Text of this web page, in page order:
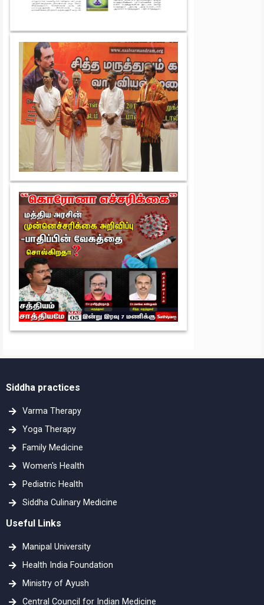
Siddha practices
Varma Therapy
Yoga Therapy
Family Medicine
Women's Health
Pediatric Health
Siddha Culinary Medicine
Useful Links
Manipal University
Health India Foundation
Ministry of Ayush
Central Council for Indian Medicine